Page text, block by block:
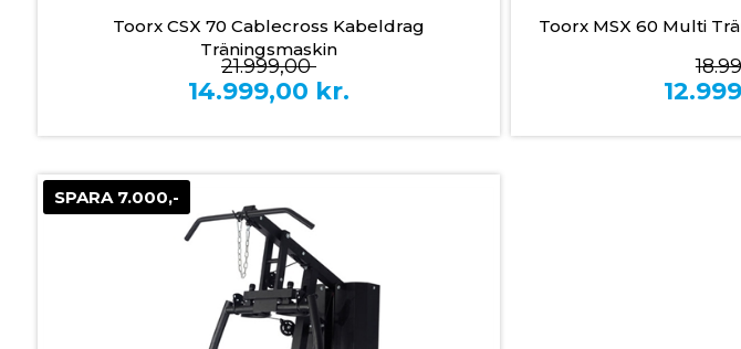
Toorx CSX 70 Cablecross Kabeldrag
Träningsmaskin
21.999,00
14.999,00 kr.
Toorx MSX 60 Multi
SPARA 7.000,-